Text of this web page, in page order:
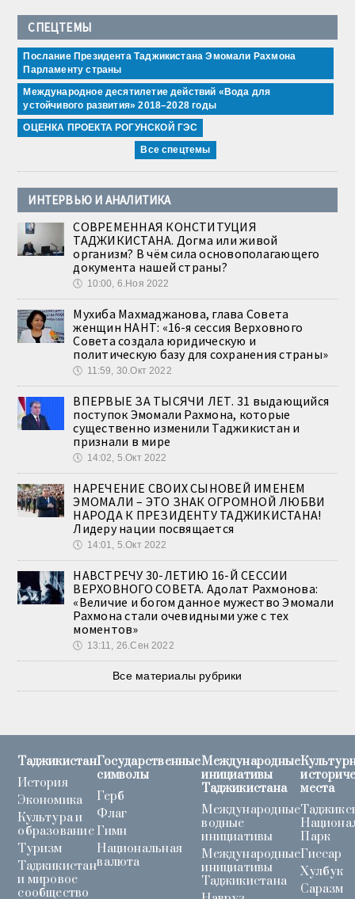
СПЕЦТЕМЫ
Послание Президента Таджикистана Эмомали Рахмона
Парламенту страны
Международное десятилетие действий «Вода для
устойчивого развития» 2018–2028 годы
ОЦЕНКА ПРОЕКТА РОГУНСКОЙ ГЭС
Все спецтемы
ИНТЕРВЬЮ И АНАЛИТИКА
СОВРЕМЕННАЯ КОНСТИТУЦИЯ
ТАДЖИКИСТАНА. Догма или живой
организм? В чём сила основополагающего
документа нашей страны?
🕔 10:00, 6.Ноя 2022
Мухиба Махмаджанова, глава Совета
женщин НАНТ: «16-я сессия Верховного
Совета создала юридическую и
политическую базу для сохранения страны»
🕔 11:59, 30.Окт 2022
ВПЕРВЫЕ ЗА ТЫСЯЧИ ЛЕТ. 31 выдающийся
поступок Эмомали Рахмона, которые
существенно изменили Таджикистан и
признали в мире
🕔 14:02, 5.Окт 2022
НАРЕЧЕНИЕ СВОИХ СЫНОВЕЙ ИМЕНЕМ
ЭМОМАЛИ – ЭТО ЗНАК ОГРОМНОЙ ЛЮБВИ
НАРОДА К ПРЕЗИДЕНТУ ТАДЖИКИСТАНА!
Лидеру нации посвящается
🕔 14:01, 5.Окт 2022
НАВСТРЕЧУ 30-ЛЕТИЮ 16-Й СЕССИИ
ВЕРХОВНОГО СОВЕТА. Адолат Рахмонова:
«Величие и богом данное мужество Эмомали
Рахмона стали очевидными уже с тех
моментов»
🕔 13:11, 26.Сен 2022
Все материалы рубрики
Таджикистан
История
Экономика
Культура и
образование
Туризм
Таджикистан
и мировое
сообщество
Государственные
символы
Герб
Флаг
Гимн
Национальная
валюта
Международные
инициативы
Таджикистана
Международные
водные
инициативы
Международные
инициативы
Таджикистана
места
Парк
Гиссар
Хулбук
Саразм